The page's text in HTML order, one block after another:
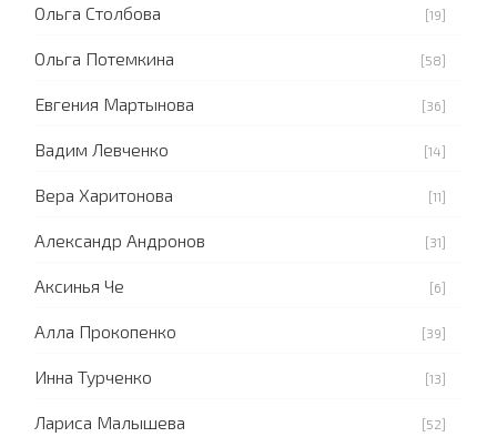
Ольга Столбова [19]
Ольга Потемкина [58]
Евгения Мартынова [36]
Вадим Левченко [14]
Вера Харитонова [11]
Александр Андронов [31]
Аксинья Че [6]
Алла Прокопенко [39]
Инна Турченко [13]
Лариса Малышева [52]